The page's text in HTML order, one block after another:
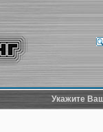
Укажите